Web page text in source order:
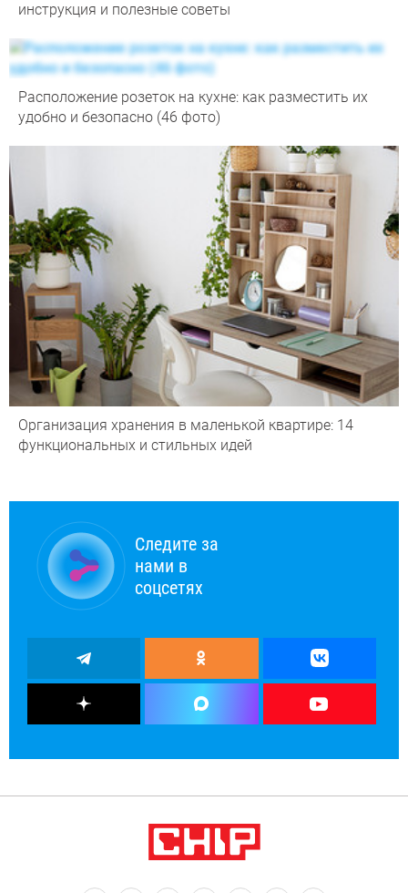
инструкция и полезные советы
Расположение розеток на кухне: как разместить их
удобно и безопасно (46 фото)
Организация хранения в маленькой квартире: 14
функциональных и стильных идей
Следите за
нами в
соцсетях